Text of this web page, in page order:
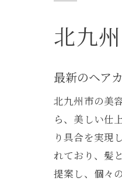
北九
最新のヘア
北九州市の美
ら、美しい仕
り具合を実現
れており、髪
提案し、個々